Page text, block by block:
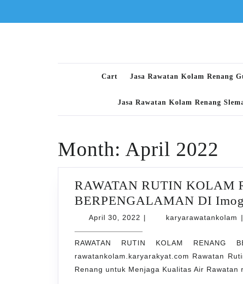
Cart Jasa Rawatan Kolam Renang
Jasa Rawatan Kolam Renang
Month: April 2022
RAWATAN RUTIN KOLAM
BERPENGALAMAN DI
April 30, 2022 April
| karyarawatankolam |
RAWATAN RUTIN KOLAM RENANG
rawatankolam.karyarakyat.com Rawatan
Renang untuk Menjaga Kualitas Air